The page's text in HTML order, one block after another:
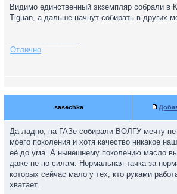
Видимо единственный экземпляр собрали в
Tiguan, а дальше начнут собирать в других
Отлично
sasechka
Да ладно, на ГАЗе собирали ВОЛГУ-мечту
моего поколения и хотя качество никакое
её до ума. А нынешнему поколению масло
даже не по силам. Нормальная тачка за
которых сейчас мало у тех, кто руками
хватает.